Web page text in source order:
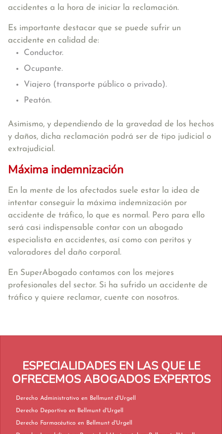
accidentes a la hora de iniciar la reclamación.
Es importante destacar que se puede sufrir un
accidente en calidad de:
Conductor.
Ocupante.
Viajero (transporte público o privado).
Peatón.
Asimismo, y dependiendo de la gravedad de los hechos
y daños, dicha reclamación podrá ser de tipo judicial o
extrajudicial.
Máxima indemnización
En la mente de los afectados suele estar la idea de
intentar conseguir la máxima indemnización por
accidente de tráfico, lo que es normal. Pero para ello
será casi indispensable contar con un abogado
especialista en accidentes, así como con peritos y
valoradores del daño corporal.
En SuperAbogado contamos con los mejores
profesionales del sector. Si ha sufrido un accidente de
tráfico y quiere reclamar, cuente con nosotros.
ESPECIALIDADES EN LAS QUE LE
OFRECEMOS ABOGADOS EXPERTOS
Derecho Administrativo en Bellmunt d'Urgell
Derecho Deportivo en Bellmunt d'Urgell
Derecho Farmacéutico en Bellmunt d'Urgell